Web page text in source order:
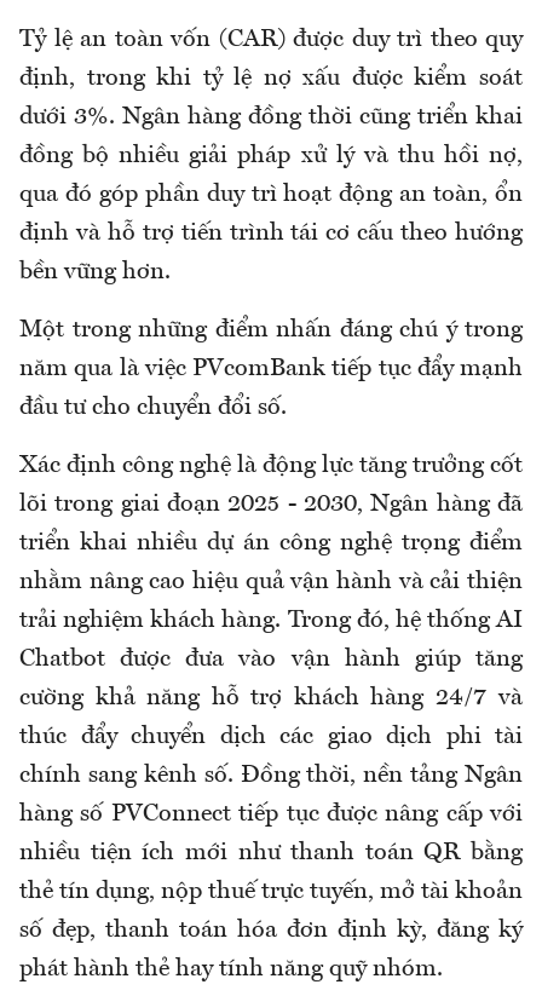
Tỷ lệ an toàn vốn (CAR) được duy trì theo quy
định, trong khi tỷ lệ nợ xấu được kiểm soát
dưới 3%. Ngân hàng đồng thời cũng triển khai
đồng bộ nhiều giải pháp xử lý và thu hồi nợ,
qua đó góp phần duy trì hoạt động an toàn, ổn
định và hỗ trợ tiến trình tái cơ cấu theo hướng
bền vững hơn.
Một trong những điểm nhấn đáng chú ý trong
năm qua là việc PVcomBank tiếp tục đẩy mạnh
đầu tư cho chuyển đổi số.
Xác định công nghệ là động lực tăng trưởng cốt
lõi trong giai đoạn 2025 - 2030, Ngân hàng đã
triển khai nhiều dự án công nghệ trọng điểm
nhằm nâng cao hiệu quả vận hành và cải thiện
trải nghiệm khách hàng. Trong đó, hệ thống AI
Chatbot được đưa vào vận hành giúp tăng
cường khả năng hỗ trợ khách hàng 24/7 và
thúc đẩy chuyển dịch các giao dịch phi tài
chính sang kênh số. Đồng thời, nền tảng Ngân
hàng số PVConnect tiếp tục được nâng cấp với
nhiều tiện ích mới như thanh toán QR bằng
thẻ tín dụng, nộp thuế trực tuyến, mở tài khoản
số đẹp, thanh toán hóa đơn định kỳ, đăng ký
phát hành thẻ hay tính năng quỹ nhóm.